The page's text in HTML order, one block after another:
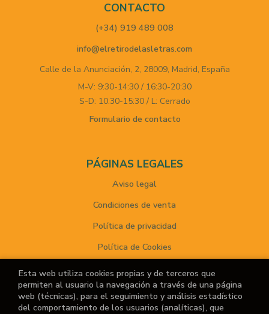
CONTACTO
(+34) 919 489 008
info@elretirodelasletras.com
Calle de la Anunciación, 2, 28009, Madrid, España
M-V: 9:30-14:30 / 16:30-20:30
S-D: 10:30-15:30 / L: Cerrado
Formulario de contacto
PÁGINAS LEGALES
Aviso legal
Condiciones de venta
Política de privacidad
Política de Cookies
ATENCIÓN AL CLIENTE
Quiénes somos
Esta web utiliza cookies propias y de terceros que
permiten al usuario la navegación a través de una página
web (técnicas), para el seguimiento y análisis estadístico
del comportamiento de los usuarios (analíticas), que